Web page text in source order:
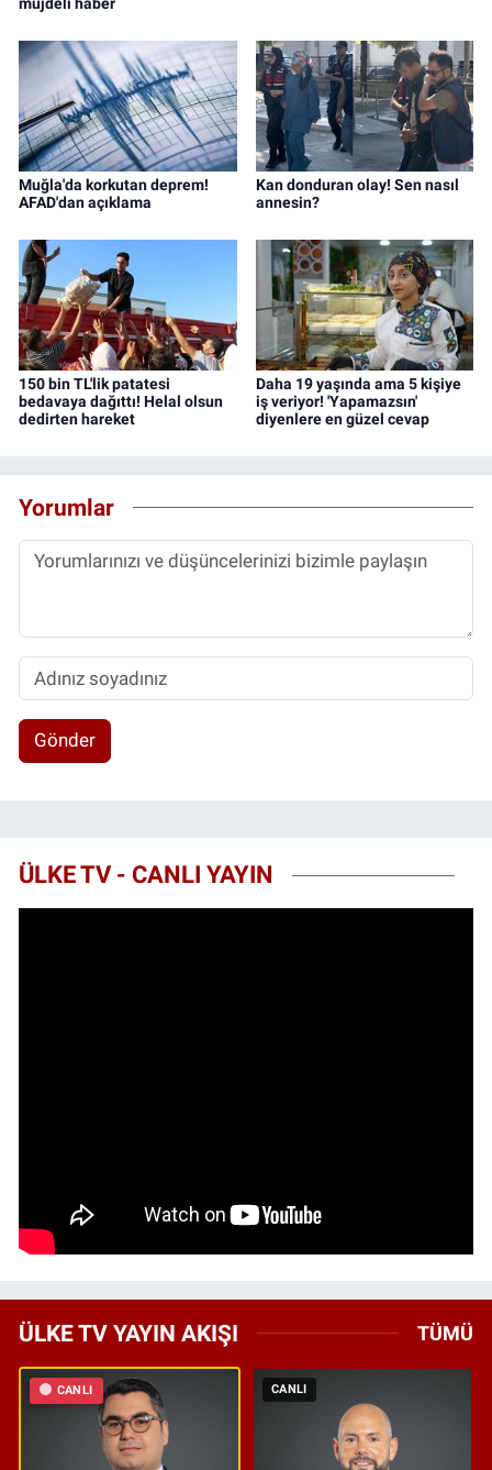
müjdeli haber
Muğla'da korkutan deprem!
AFAD'dan açıklama
Kan donduran olay! Sen nasıl
annesin?
150 bin TL'lik patatesi
bedavaya dağıttı! Helal olsun
dedirten hareket
Daha 19 yaşında ama 5 kişiye
iş veriyor! 'Yapamazsın'
diyenlere en güzel cevap
Yorumlar
Gönder
ÜLKE TV - CANLI YAYIN
ÜLKE TV YAYIN AKIŞI TÜMÜ
CANLI CANLI